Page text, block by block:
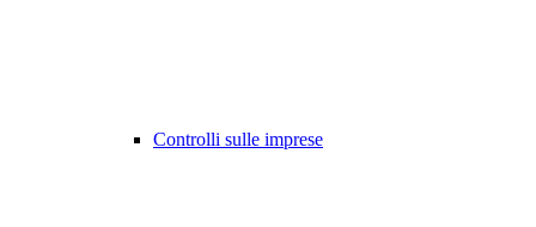
Controlli sulle imprese